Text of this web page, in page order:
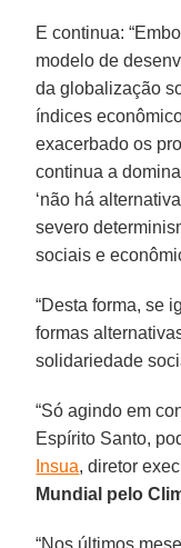
E continua:
modelo de
da globalização
índices
exacerbado os
continua a
‘não há
severo
sociais e
“Desta forma, se
formas
solidariedade
“Só agindo em
Espírito Santo,
Insua, diretor
Mundial pelo
“Nos últimos